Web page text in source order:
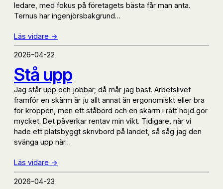
ledare, med fokus på företagets bästa får man anta.
Ternus har ingenjörsbakgrund…
Läs vidare ->
2026-04-22
Stå upp
Jag står upp och jobbar, då mår jag bäst. Arbetslivet
framför en skärm är ju allt annat än ergonomiskt eller bra
för kroppen, men ett ståbord och en skärm i rätt höjd gör
mycket. Det påverkar rentav min vikt. Tidigare, när vi
hade ett platsbyggt skrivbord på landet, så såg jag den
svänga upp när…
Läs vidare ->
2026-04-23